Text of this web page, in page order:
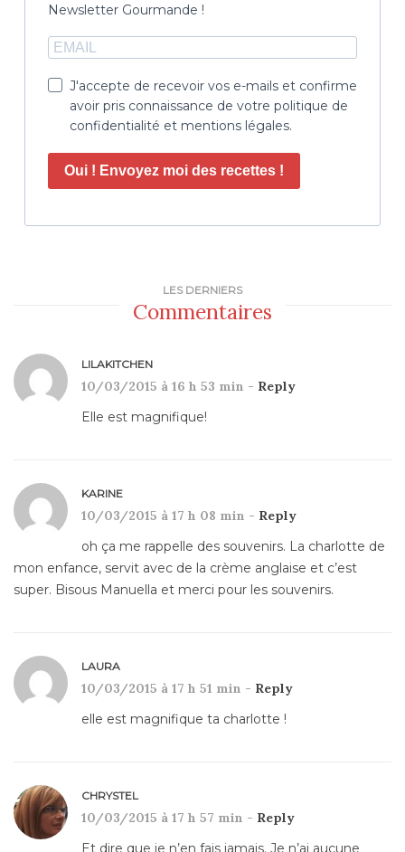
Newsletter Gourmande !
J'accepte de recevoir vos e-mails et confirme
avoir pris connaissance de votre politique de
confidentialité et mentions légales.
Oui ! Envoyez moi des recettes !
LES DERNIERS
Commentaires
LILAKITCHEN
10/03/2015 à 16 h 53 min - Reply
Elle est magnifique!
KARINE
10/03/2015 à 17 h 08 min - Reply
oh ça me rappelle des souvenirs. La charlotte de
mon enfance, servit avec de la crème anglaise et c’est
super. Bisous Manuella et merci pour les souvenirs.
LAURA
10/03/2015 à 17 h 51 min - Reply
elle est magnifique ta charlotte !
CHRYSTEL
10/03/2015 à 17 h 57 min - Reply
Et dire que je n’en fais jamais. Je n’ai aucune